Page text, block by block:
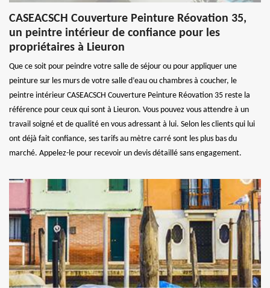
CASEACSCH Couverture Peinture Réovation 35,
un peintre intérieur de confiance pour les
propriétaires à Lieuron
Que ce soit pour peindre votre salle de séjour ou pour appliquer une
peinture sur les murs de votre salle d’eau ou chambres à coucher, le
peintre intérieur CASEACSCH Couverture Peinture Réovation 35 reste la
référence pour ceux qui sont à Lieuron. Vous pouvez vous attendre à un
travail soigné et de qualité en vous adressant à lui. Selon les clients qui lui
ont déjà fait confiance, ses tarifs au mètre carré sont les plus bas du
marché. Appelez-le pour recevoir un devis détaillé sans engagement.